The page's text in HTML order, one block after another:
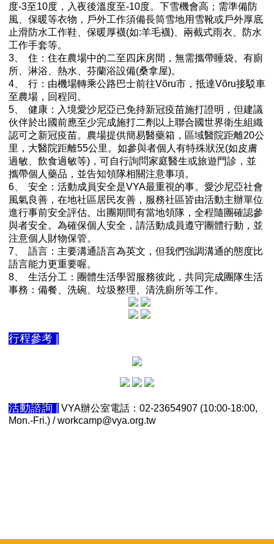
度-3至10度，入夜後溫度至-10度。下雪機會高；需準備防
風、保暖等衣物，戶外工作須備長筒雪地用雪靴或戶外厚底
止滑防水工作鞋、保暖厚襪(如:羊毛襪)、兩截式雨衣、防水
工作手套等。
3、
住：住在農場中的二至四床房間，無需攜帶睡袋。有廁
所、淋浴、熱水、芬蘭浴設備(桑拿屋)。
4、
行：由機場轉乘公路巴士前往Võru市，抵達Võru接駁車
至農場，回程同。
5、
健康：入境愛沙尼亞已免持新冠疫苗施打證明，但建議
伙伴於出國前應至少完成施打二劑以上聯合國世界衛生組織
認可之新冠疫苗。農場提供簡易醫藥箱，區域醫院距離20公
里，大醫院距離55公里。如參與者個人有特殊狀況(如皮膚
過敏、飲食過敏等)，可自行詢問家庭醫生或旅遊門診，並
攜帶個人藥品，並告知領隊相關注意事項。
6、
安全：活動成員安全是VYA最重視的事。愛沙尼亞社會
風氣良善，在地社區居民友善，服務社區皆由活動主辦單位
進行事前安全評估。出團期間有當地領隊，全程隨團確認參
與者安全。為確保個人安全，請活動成員遵守團體行動，並
注意個人財物保管。
7、
語言：主要溝通語言為英文，但我們強調溝通的態度比
語言能力更重要喔。
8、
生活分工：團體生活學習服務彼此，共同完成團隊生活
事務：備餐、洗碗、垃圾整理、清洗廁所等工作。
行程參考 |
活動諮詢 | VYA辦公室電話：02-23654907 (10:00-18:00,
Mon.-Fri.) / workcamp@vya.org.tw